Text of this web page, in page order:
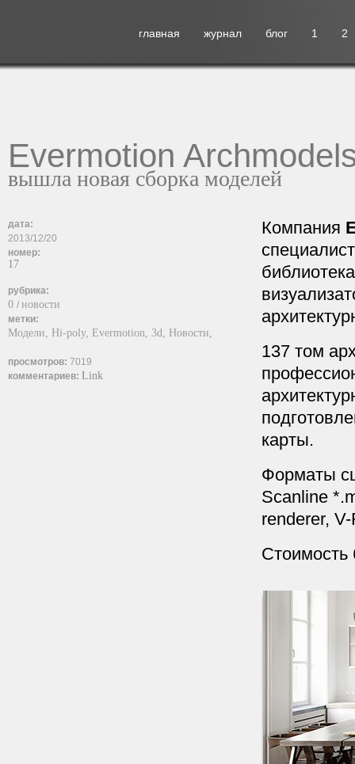
главная журнал блог 1 2
Evermotion
вышла новая сборка моделей
дата:
2013/12/20
номер:
17
рубрика:
0 / новости
метки:
Модели, Hi-poly, Evermotion, 3d, Новости,
просмотров: 7019
комментариев: Link
Компания
137 том
карты.
Форматы
Scanline
renderer,
Стоимость